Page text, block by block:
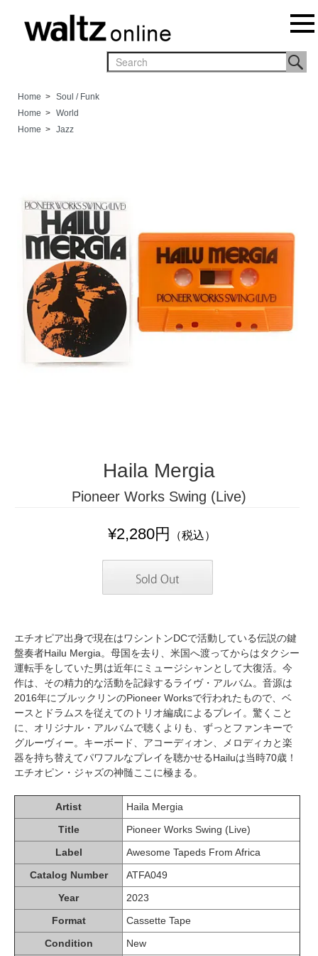
Home > Soul / Funk
Home > World
Home > Jazz
Haila Mergia
Pioneer Works Swing (Live)
¥2,280円 （税込）
エチオピア出身で現在はワシントンDCで活動している伝説の鍵
盤奏者Hailu Mergia。母国を去り、米国へ渡ってからはタクシー
運転手をしていた男は近年にミュージシャンとして大復活。今
作は、その精力的な活動を記録するライヴ・アルバム。音源は
2016年にブルックリンのPioneer Worksで行われたもので、ベ
ースとドラムスを従えてのトリオ編成によるプレイ。驚くこと
に、オリジナル・アルバムで聴くよりも、ずっとファンキーで
グルーヴィー。キーボード、アコーディオン、メロディカと楽
器を持ち替えてパワフルなプレイを聴かせるHailuは当時70歳！
エチオピン・ジャズの神髄ここに極まる。
Artist
Haila Mergia
Title
Pioneer Works Swing (Live)
Label
Awesome Tapeds From Africa
Catalog Number
ATFA049
Year
2023
Format
Cassette Tape
Condition
New